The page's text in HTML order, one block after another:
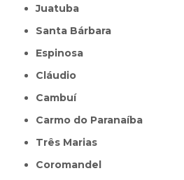
Juatuba
Santa Bárbara
Espinosa
Cláudio
Cambuí
Carmo do Paranaíba
Três Marias
Coromandel